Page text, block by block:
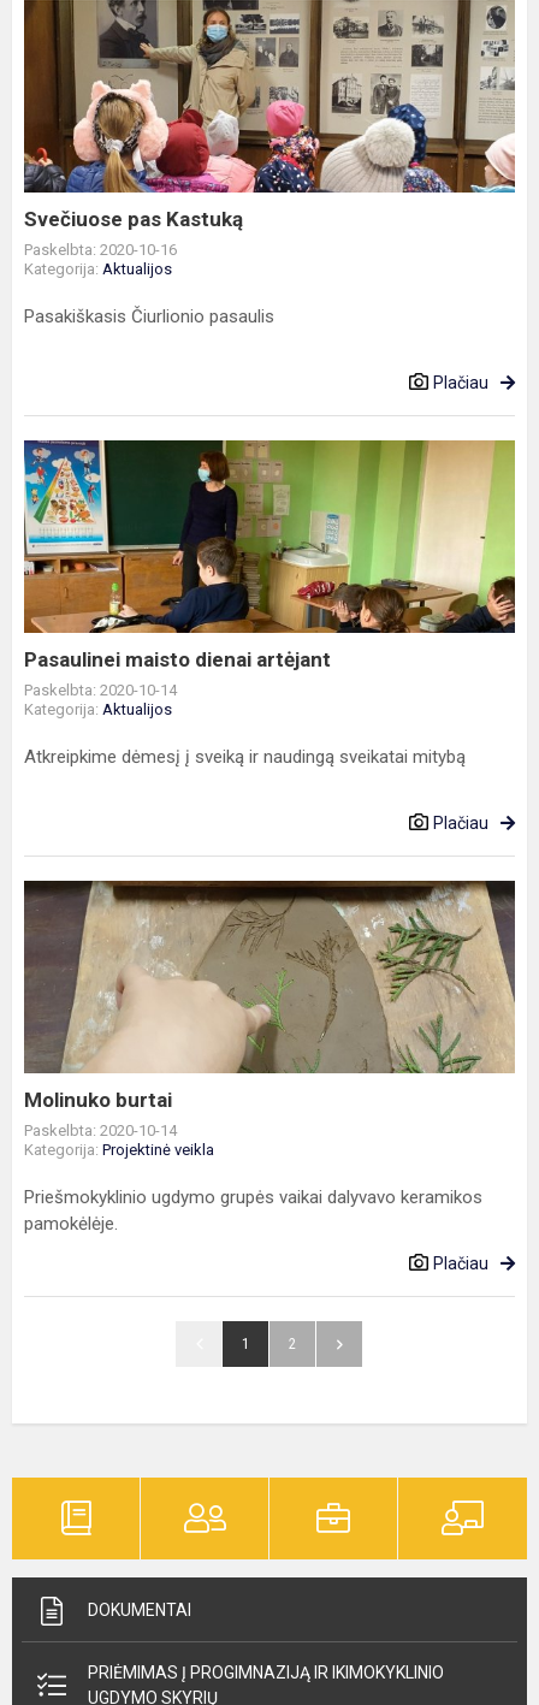
Svečiuose
Kastuką
Svečiuose pas Kastuką
Paskelbta: 2020-10-16
Kategorija: Aktualijos
Pasakiškasis Čiurlionio pasaulis
Plačiau
Pasaulinei
maisto
dienai
artėjant
Pasaulinei maisto dienai artėjant
Paskelbta: 2020-10-14
Kategorija: Aktualijos
Atkreipkime dėmesį į sveiką ir naudingą sveikatai mitybą
Plačiau
Molinuko
Molinuko burtai
Paskelbta: 2020-10-14
Kategorija: Projektinė veikla
Priešmokyklinio ugdymo grupės vaikai dalyvavo keramikos
pamokėlėje.
Plačiau
1 2
DOKUMENTAI
PRIĖMIMAS Į PROGIMNAZIJĄ IR IKIMOKYKLINIO
UGDYMO SKYRIŲ